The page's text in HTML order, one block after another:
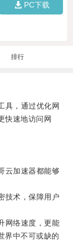
PC下载
排行
，通过优化网
快速地访问网
加速器都能够
术，保障用户
络速度，更能
界中不可或缺的